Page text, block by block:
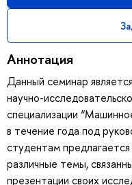
Аннотация
Данный семинар
научно-
специализации
в течение года под
студентам
различные темы,
презентации своих